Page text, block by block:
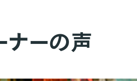
ナーの声